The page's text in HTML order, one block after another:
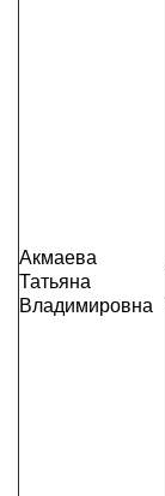
Акмаева
Татьяна
Владимировна